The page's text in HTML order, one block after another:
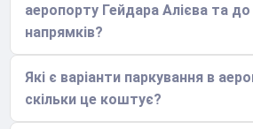
аеропорту Гейдара Алієва та до
напрямків?
Які є варіанти паркування в
скільки це коштує?